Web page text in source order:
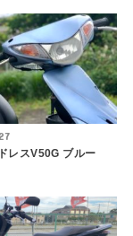
レスV50G ブルー